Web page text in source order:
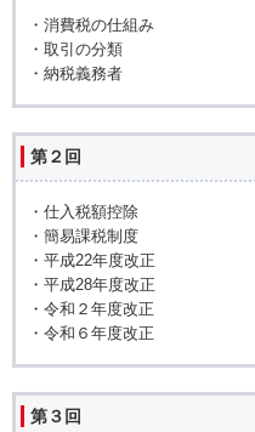
・消費税の仕組み
・取引の分類
・納税義務者
第２回
・仕入税額控除
・簡易課税制度
・平成22年度改正
・平成28年度改正
・令和２年度改正
・令和６年度改正
第３回